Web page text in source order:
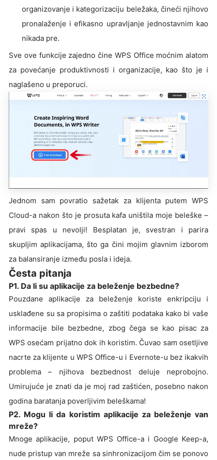
organizovanje i kategorizaciju beležaka, čineći njihovo
pronalaženje i efikasno upravljanje jednostavnim kao
nikada pre.
Sve ove funkcije zajedno čine WPS Office moćnim alatom
za povećanje produktivnosti i organizacije, kao što je i
naglašeno u preporuci.
Jednom sam povratio sažetak za klijenta putem WPS
Cloud-a nakon što je prosuta kafa uništila moje beleške –
pravi spas u nevolji! Besplatan je, svestran i parira
skupljim aplikacijama, što ga čini mojim glavnim izborom
za balansiranje između posla i ideja.
Česta pitanja
P1. Da li su aplikacije za beleženje bezbedne?
Pouzdane aplikacije za beleženje koriste enkripciju i
usklađene su sa propisima o zaštiti podataka kako bi vaše
informacije bile bezbedne, zbog čega se kao pisac za
WPS osećam prijatno dok ih koristim. Čuvao sam osetljive
nacrte za klijente u WPS Office-u i Evernote-u bez ikakvih
problema – njihova bezbednost deluje neprobojno.
Umirujuće je znati da je moj rad zaštićen, posebno nakon
godina baratanja poverljivim beleškama!
P2. Mogu li da koristim aplikacije za beleženje van
mreže?
Mnoge aplikacije, poput WPS Office-a i Google Keep-a,
nude pristup van mreže sa sinhronizacijom čim se ponovo